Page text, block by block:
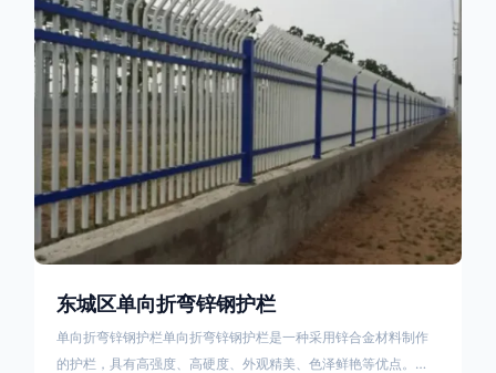
东城区单向折弯锌钢护栏
单向折弯锌钢护栏单向折弯锌钢护栏是一种采用锌合金材料制作
的护栏，具有高强度、高硬度、外观精美、色泽鲜艳等优点。该